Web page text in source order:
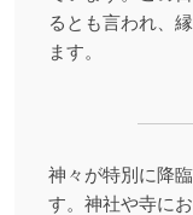
るとも言われ、
ます。
神々が特別に降
す。神社や寺に